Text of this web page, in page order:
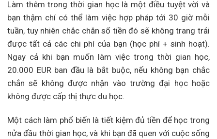
Làm thêm trong thời gian học là một điều tuyệt vời và
bạn thậm chí có thể làm việc hợp pháp tới 30 giờ mỗi
tuần, tuy nhiên chắc chắn số tiền đó sẽ không trang trải
được tất cả các chi phí của bạn (học phí + sinh hoạt).
Ngay cả khi bạn muốn làm việc trong thời gian học,
20.000 EUR ban đầu là bắt buộc, nếu không bạn chắc
chắn sẽ không được nhận vào trường đại học hoặc
không được cấp thị thực du học.
Một cách làm phổ biến là tiết kiệm đủ tiền để học trong
nửa đầu thời gian học, và khi bạn đã quen với cuộc sống